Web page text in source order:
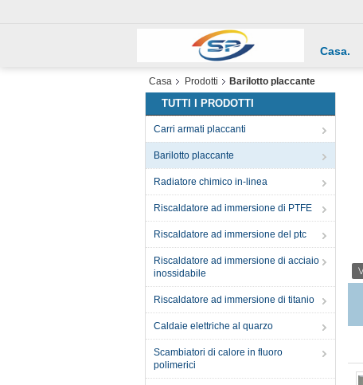
Casa.
Casa Prodotti Barilotto placcante
TUTTI I PRODOTTI
Carri armati placcanti
Barilotto placcante
Radiatore chimico in-linea
Riscaldatore ad immersione di PTFE
Riscaldatore ad immersione del ptc
Riscaldatore ad immersione di acciaio
inossidabile
Riscaldatore ad immersione di titanio
Caldaie elettriche al quarzo
Scambiatori di calore in fluoro
polimerici